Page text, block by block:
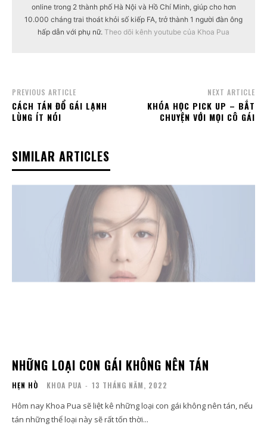
online trong 2 thành phố Hà Nội và Hồ Chí Minh, giúp cho hơn
10.000 cháng trai thoát khỏi số kiếp FA, trở thành 1 người đàn ông
hấp dẫn với phụ nữ. Theo dõi kênh youtube của Khoa Pua
PREVIOUS ARTICLE
CÁCH TÁN ĐỔ GÁI LẠNH
LÙNG ÍT NÓI
NEXT ARTICLE
KHÓA HỌC PICK UP – BẮT
CHUYỆN VỚI MỌI CÔ GÁI
SIMILAR ARTICLES
NHỮNG LOẠI CON GÁI KHÔNG NÊN TÁN
HẸN HÒ KHOA PUA - 13 THÁNG NĂM, 2022
Hôm nay Khoa Pua sẽ liệt kê những loại con gái không nên tán, nếu
tán những thể loại này sẽ rất tốn thời...